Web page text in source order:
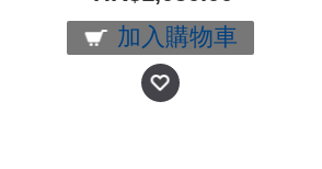
加入購物車